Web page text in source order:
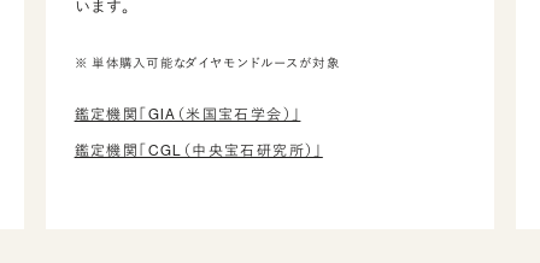
います。
※ 単体購入可能なダイヤモンドルースが対象
鑑定機関「GIA（米国宝石学会）」
鑑定機関「CGL（中央宝石研究所）」